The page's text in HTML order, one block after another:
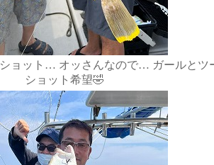
ショット… オッさんなので… ガールとツ
ショット希望🤣